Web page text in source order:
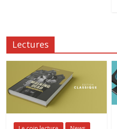
Lectures